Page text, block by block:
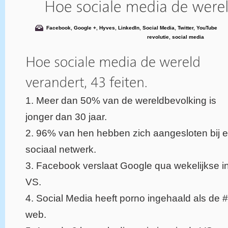
Facebook Google + Hyves LinkedIn Social Media Twitter, YouTube
revolutie social media
1. Meer dan 50% van de wereldbevolking is
jonger dan 30 jaar.
2. 96% van hen hebben zich aangesloten bij
sociaal netwerk.
3. Facebook verslaat Google qua wekelijkse
VS.
4. Social Media heeft porno ingehaald als de
web.